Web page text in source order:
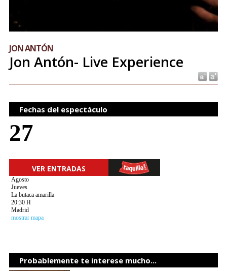
JON ANTÓN
Jon Antón- Live Experience
Fechas del espectáculo
27
VER ENTRADAS
Agosto
Jueves
La butaca amarilla
20:30 H
Madrid
mostrar mapa
Probablemente te interese mucho...